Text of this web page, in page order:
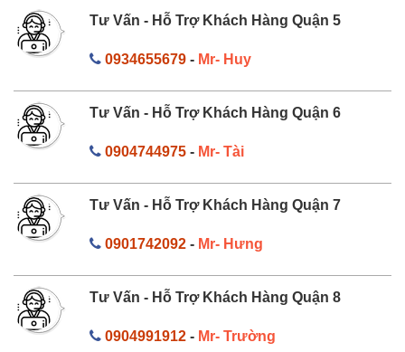
Tư Vấn - Hỗ Trợ Khách Hàng Quận 5
0934655679- Mr- Huy
Tư Vấn - Hỗ Trợ Khách Hàng Quận 6
0904744975- Mr- Tài
Tư Vấn - Hỗ Trợ Khách Hàng Quận 7
0901742092- Mr- Hưng
Tư Vấn - Hỗ Trợ Khách Hàng Quận 8
0904991912- Mr- Trường